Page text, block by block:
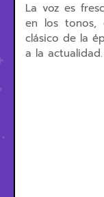
La voz es
en los tonos,
clásico de la
a la actualidad.